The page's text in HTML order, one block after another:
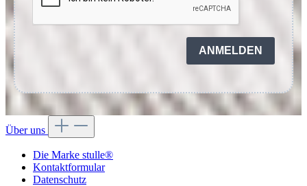
ANMELDEN
Über uns
Die Marke stulle®
Kontaktformular
Datenschutz